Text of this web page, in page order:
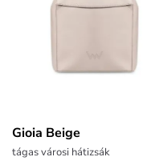
Gioia Beige
tágas városi hátizsák